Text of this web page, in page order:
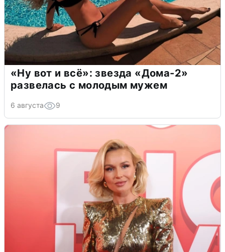
«Ну вот и всё»: звезда «Дома-2»
развелась с молодым мужем
6 августа 9